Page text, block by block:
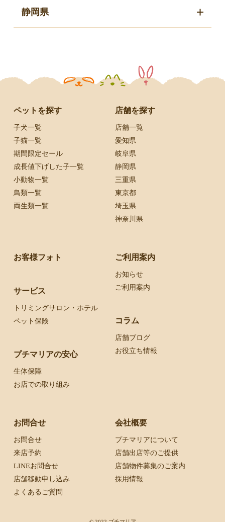
静岡県
ペットを探す
子犬一覧
子猫一覧
期間限定セール
成長値下げした子一覧
小動物一覧
鳥類一覧
両生類一覧
店舗を探す
店舗一覧
愛知県
岐阜県
静岡県
三重県
東京都
埼玉県
神奈川県
お客様フォト
サービス
トリミングサロン・ホテル
ペット保険
プチマリアの安心
生体保障
お店での取り組み
ご利用案内
お知らせ
ご利用案内
コラム
店舗ブログ
お役立ち情報
お問合せ
お問合せ
来店予約
LINEお問合せ
店舗移動申し込み
よくあるご質問
会社概要
プチマリアについて
店舗出店等のご提供
店舗物件募集のご案内
採用情報